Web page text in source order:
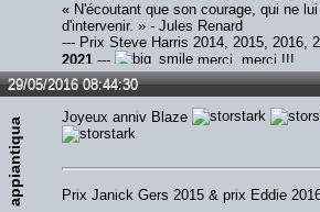
« N'écoutant que son courage, qui ne
d'intervenir. » - Jules Renard
--- Prix Steve Harris 2014, 2015, 2016,
2021 ---
merci, merci !!!
29/05/2016 08:44:30
appiantiqua Joyeux anniv Blaze
Prix Janick Gers 2015 & prix Eddie